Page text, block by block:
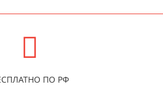
ПО РФ